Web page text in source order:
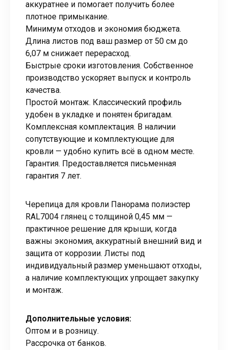
аккуратнее и помогает получить более
плотное примыкание.
Минимум отходов и экономия бюджета.
Длина листов под ваш размер от 50 см до
6,07 м снижает перерасход.
Быстрые сроки изготовления. Собственное
производство ускоряет выпуск и контроль
качества.
Простой монтаж. Классический профиль
удобен в укладке и понятен бригадам.
Комплексная комплектация. В наличии
сопутствующие и комплектующие для
кровли — удобно купить всё в одном месте.
Гарантия. Предоставляется письменная
гарантия 7 лет.
Черепица для кровли Панорама полиэстер
RAL7004 глянец с толщиной 0,45 мм —
практичное решение для крыши, когда
важны экономия, аккуратный внешний вид и
защита от коррозии. Листы под
индивидуальный размер уменьшают отходы,
а наличие комплектующих упрощает закупку
и монтаж.
Дополнительные условия:
Оптом и в розницу.
Рассрочка от банков.